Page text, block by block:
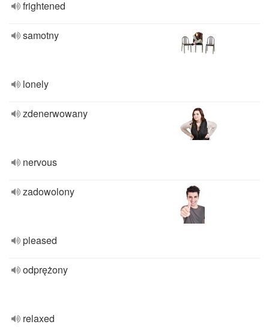
frightened
samotny
lonely
zdenerwowany
nervous
zadowolony
pleased
odprężony
relaxed